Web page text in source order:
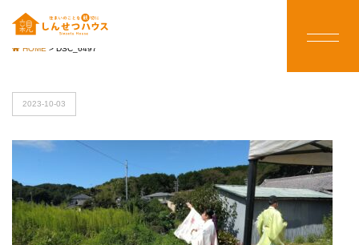
HOME > DSC_6497
2023-10-03